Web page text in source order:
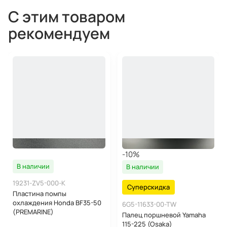
С этим товаром
рекомендуем
В наличии
19231-ZV5-000-K
Пластина помпы
охлаждения Honda BF35-50
(PREMARINE)
-10%
В наличии
Суперскидка
6G5-11633-00-TW
Палец поршневой Yamaha
115-225 (Osaka)